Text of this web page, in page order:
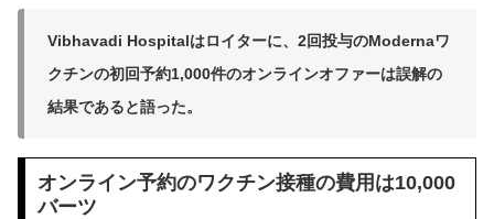
Vibhavadi Hospitalはロイターに、2回投与のModernaワ
クチンの初回予約1,000件のオンラインオファーは誤解の
結果であると語った。
オンライン予約のワクチン接種の費用は10,000
バーツ